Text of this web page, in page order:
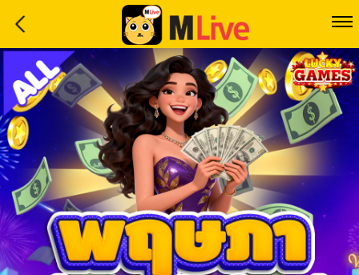
Home
Event
LuckyGame
WinwinCoin
Debit
Mdoll
Help